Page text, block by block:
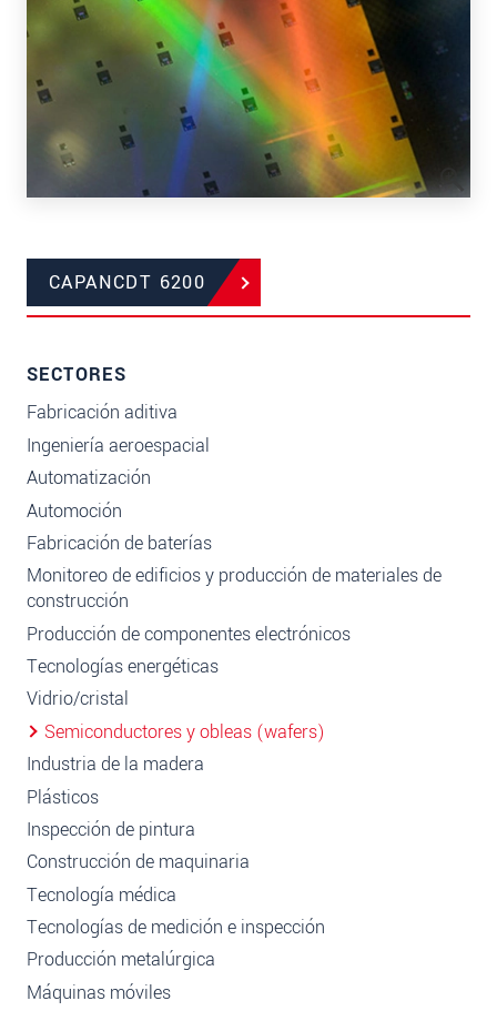
CAPANCDT 6200
SECTORES
Fabricación aditiva
Ingeniería aeroespacial
Automatización
Automoción
Fabricación de baterías
Monitoreo de edificios y producción de materiales de
construcción
Producción de componentes electrónicos
Tecnologías energéticas
Vidrio/cristal
Semiconductores y obleas (wafers)
Industria de la madera
Plásticos
Inspección de pintura
Construcción de maquinaria
Tecnología médica
Tecnologías de medición e inspección
Producción metalúrgica
Máquinas móviles